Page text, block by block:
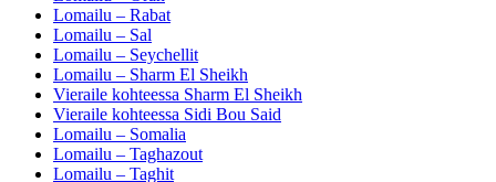
Lomailu – Rabat
Lomailu – Sal
Lomailu – Seychellit
Lomailu – Sharm El Sheikh
Vieraile kohteessa Sharm El Sheikh
Vieraile kohteessa Sidi Bou Said
Lomailu – Somalia
Lomailu – Taghazout
Lomailu – Taghit